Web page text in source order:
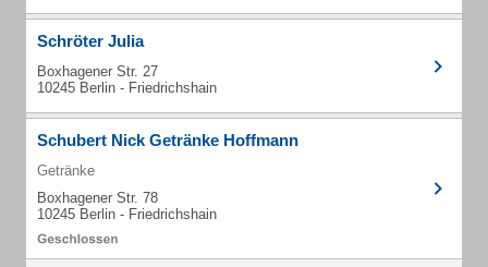
Schröter Julia
Boxhagener Str. 27
10245 Berlin - Friedrichshain
Schubert Nick Getränke Hoffmann
Getränke
Boxhagener Str. 78
10245 Berlin - Friedrichshain